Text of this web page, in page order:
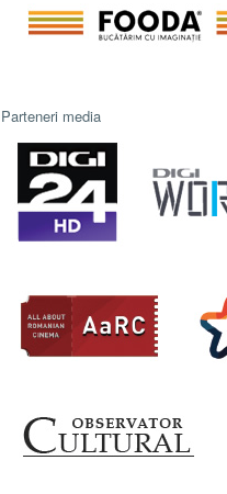
Parteneri media